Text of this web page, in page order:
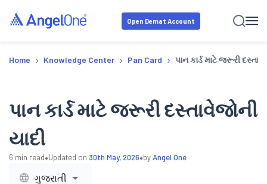
Open Demat Account
Home › Knowledge Center › Pan Card › પાન કાર્ડ માટે જરૂરી
પાન કાર્ડ માટે જરૂરી દસ્તાવેજોની
યાદી
6 min read•Updated on 30th May, 2026•byAngel One
ગુજરાતી